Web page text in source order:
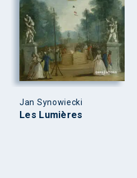
Jan Synowiecki
Les Lumières